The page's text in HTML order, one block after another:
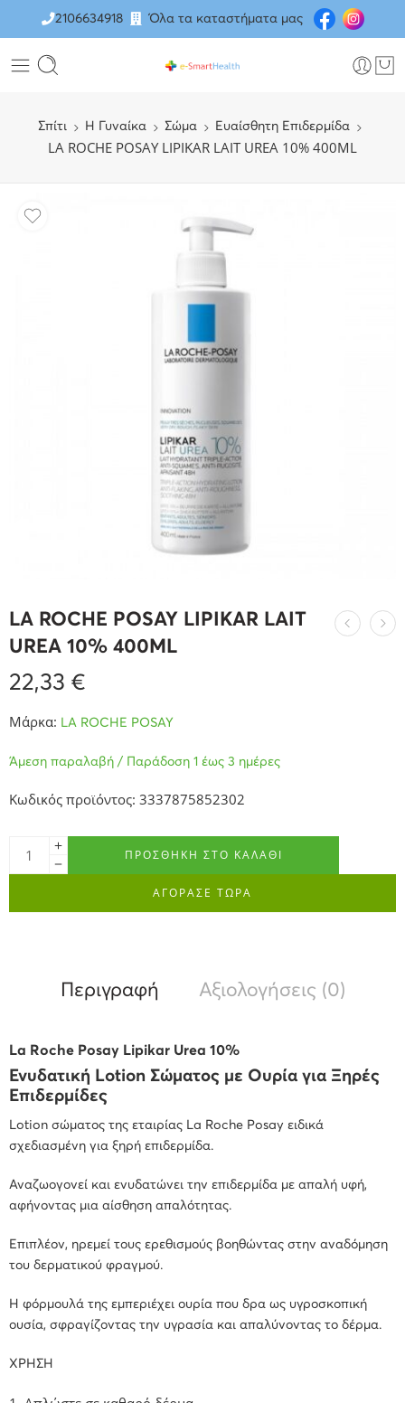
2106634918 Όλα τα καταστήματα μας
Σπίτι H Γυναίκα Σώμα Ευαίσθητη Επιδερμίδα
LA ROCHE POSAY LIPIKAR LAIT UREA 10% 400ML
LA ROCHE POSAY LIPIKAR LAIT
UREA 10% 400ML
22,33 €
Μάρκα: LA ROCHE POSAY
Άμεση παραλαβή / Παράδοση 1 έως 3 ημέρες
Κωδικός προϊόντος: 3337875852302
ΠΡΟΣΘΉΚΗ ΣΤΟ ΚΑΛΆΘΙ
ΑΓΟΡΑΣΕ ΤΩΡΑ
Περιγραφή Αξιολογήσεις (0)
La Roche Posay Lipikar Urea 10%
Ενυδατική Lotion Σώματος με Ουρία για Ξηρές
Επιδερμίδες
Lotion σώματος της εταιρίας La Roche Posay ειδικά
σχεδιασμένη για ξηρή επιδερμίδα.
Αναζωογονεί και ενυδατώνει την επιδερμίδα με απαλή υφή,
αφήνοντας μια αίσθηση απαλότητας.
Επιπλέον, ηρεμεί τους ερεθισμούς βοηθώντας στην αναδόμηση
του δερματικού φραγμού.
Η φόρμουλά της εμπεριέχει ουρία που δρα ως υγροσκοπική
ουσία, σφραγίζοντας την υγρασία και απαλύνοντας το δέρμα.
XΡΗΣΗ